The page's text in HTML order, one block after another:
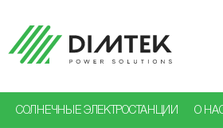
СОЛНЕЧНЫЕ ЭЛЕКТРОСТАНЦИИ О